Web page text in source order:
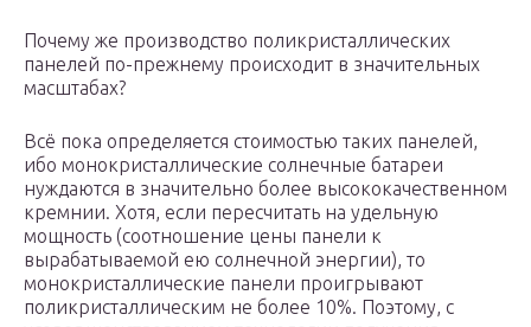
Почему же производство поликристаллических
панелей по-прежнему происходит в значительных
масштабах?
Всё пока определяется стоимостью таких панелей,
ибо монокристаллические солнечные батареи
нуждаются в значительно более высококачественном
кремнии. Хотя, если пересчитать на удельную
мощность (соотношение цены панели к
вырабатываемой ею солнечной энергии), то
монокристаллические панели проигрывают
поликристаллическим не более 10%. Поэтому, с